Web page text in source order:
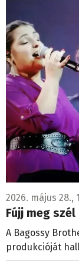
2026. május 28.,
Fújj meg szél
A Bagossy
produkcióját